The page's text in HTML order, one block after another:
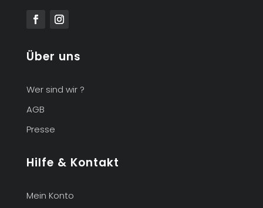
Über uns
Wer sind wir ?
AGB
Presse
Hilfe & Kontakt
Mein Konto